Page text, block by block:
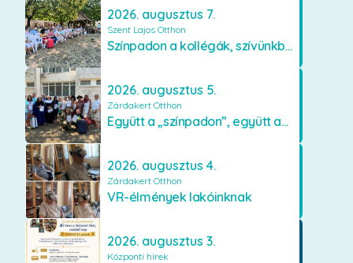
2026. augusztus 7.
Szent Lajos Otthon
Színpadon a kollégák, szívünkben a lakók
2026. augusztus 5.
Zárdakert Otthon
Együtt a „színpadon”, együtt az élményekért 🎭✨
2026. augusztus 4.
Zárdakert Otthon
VR-élmények lakóinknak
2026. augusztus 3.
Központi hírek